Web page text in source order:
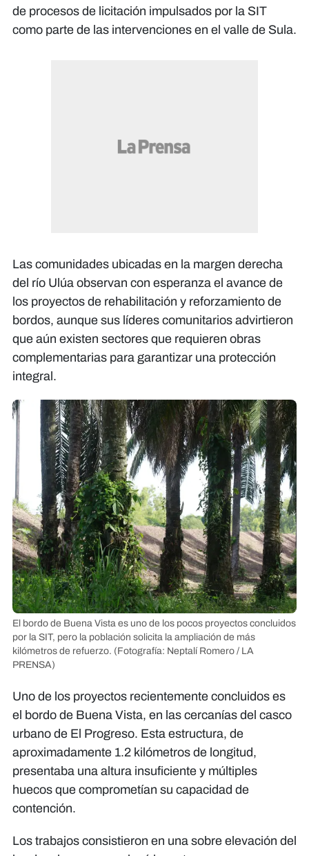
de procesos de licitación impulsados por la SIT
como parte de las intervenciones en el valle de Sula.
Las comunidades ubicadas en la margen derecha
del río Ulúa observan con esperanza el avance de
los proyectos de rehabilitación y reforzamiento de
bordos, aunque sus líderes comunitarios advirtieron
que aún existen sectores que requieren obras
complementarias para garantizar una protección
integral.
El bordo de Buena Vista es uno de los pocos proyectos concluidos
por la SIT, pero la población solicita la ampliación de más
kilómetros de refuerzo. (Fotografía: Neptalí Romero / LA
PRENSA)
Uno de los proyectos recientemente concluidos es
el bordo de Buena Vista, en las cercanías del casco
urbano de El Progreso. Esta estructura, de
aproximadamente 1.2 kilómetros de longitud,
presentaba una altura insuficiente y múltiples
huecos que comprometían su capacidad de
contención.
Los trabajos consistieron en una sobre elevación del